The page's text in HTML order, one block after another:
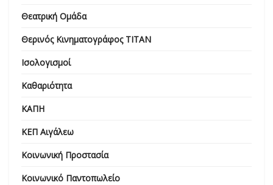
Θεατρική Ομάδα
Θερινός Κινηματογράφος ΤΙΤΑΝ
Ισολογισμοί
Καθαριότητα
ΚΑΠΗ
ΚΕΠ Αιγάλεω
Κοινωνική Προστασία
Κοινωνικό Παντοπωλείο